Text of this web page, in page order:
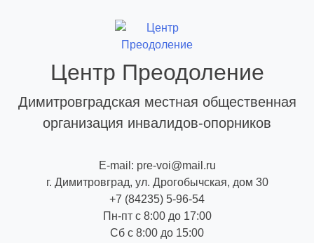
Центр Преодоление
Димитровградская местная общественная
организация инвалидов-опорников
E-mail: pre-voi@mail.ru
г. Димитровград, ул. Дрогобычская, дом 30
+7 (84235) 5-96-54
Пн-пт с 8:00 до 17:00
Сб с 8:00 до 15:00